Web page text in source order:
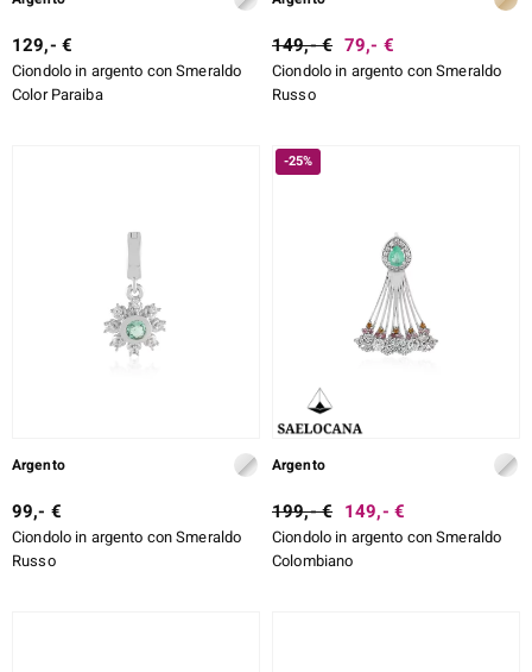
129,- €
Ciondolo in argento con Smeraldo
Color Paraiba
149,- € 79,- €
Ciondolo in argento con Smeraldo
Russo
Argento
99,- €
Ciondolo in argento con Smeraldo
Russo
-25%
Argento
199,- € 149,- €
Ciondolo in argento con Smeraldo
Colombiano